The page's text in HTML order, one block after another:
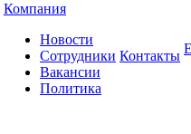
Компания
Новости
Сотрудники
Вакансии
Политика
Контакты